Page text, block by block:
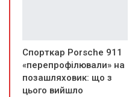
Спорткар Porsche 911
«перепрофілювали» на
позашляховик: що з
цього вийшло